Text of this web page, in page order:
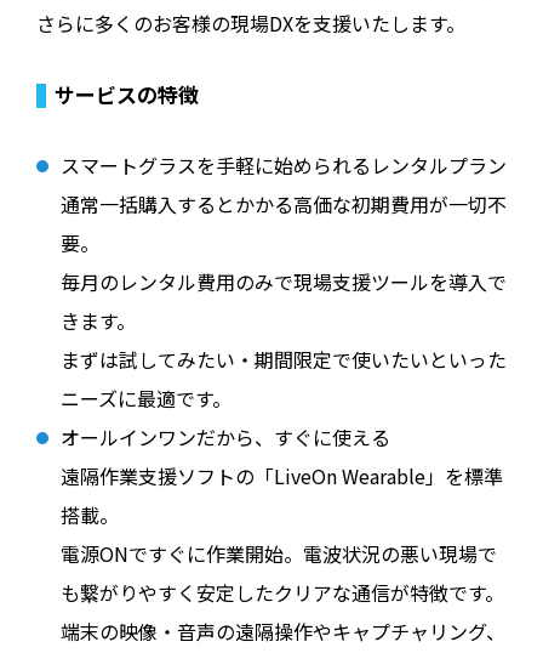
さらに多くのお客様の現場DXを支援いたします。
サービスの特徴
スマートグラスを手軽に始められるレンタルプラン
通常一括購入するとかかる高価な初期費用が一切不
要。
毎月のレンタル費用のみで現場支援ツールを導入で
きます。
まずは試してみたい・期間限定で使いたいといった
ニーズに最適です。
オールインワンだから、すぐに使える
遠隔作業支援ソフトの「LiveOn Wearable」を標準
搭載。
電源ONですぐに作業開始。電波状況の悪い現場で
も繋がりやすく安定したクリアな通信が特徴です。
端末の映像・音声の遠隔操作やキャプチャリング、